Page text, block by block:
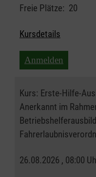
Freie Plätze: 20
Kursdetails
Anmelden
Kurs: Erste-Hilfe-
Anerkannt im
26.08.2026 , 08:00